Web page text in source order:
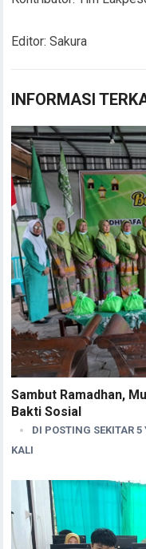
Editor: Sakura
INFORMASI
Sambut Ramadhan,
Bakti Sosial
DI POSTING SEKITAR
KALI